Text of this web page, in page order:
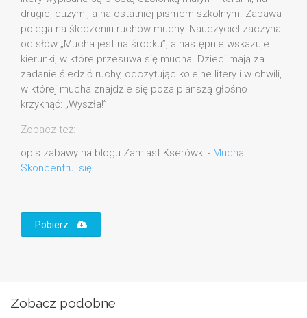
drugiej dużymi, a na ostatniej pismem szkolnym. Zabawa
polega na śledzeniu ruchów muchy. Nauczyciel zaczyna
od słów „Mucha jest na środku”, a następnie wskazuje
kierunki, w które przesuwa się mucha. Dzieci mają za
zadanie śledzić ruchy, odczytując kolejne litery i w chwili,
w której mucha znajdzie się poza planszą głośno
krzyknąć: „Wyszła!”
Zobacz też:
opis zabawy na blogu Zamiast Kserówki - Mucha.
Skoncentruj się!
Pobierz
Zobacz podobne